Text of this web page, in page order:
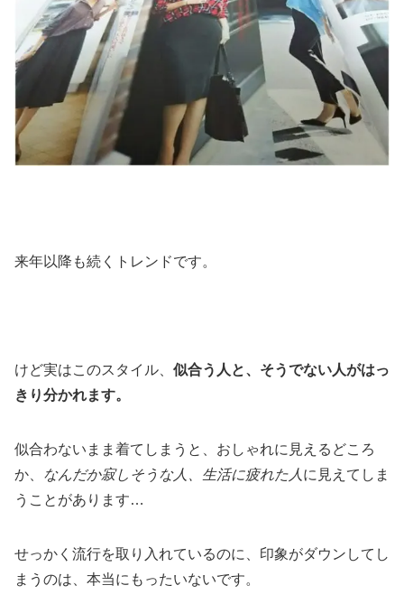
来年以降も続くトレンドです。
けど実はこのスタイル、 似合う人と、そうでない人がはっ
きり分かれます。
似合わないまま着てしまうと、おしゃれに見えるどころ
か、 なんだか寂しそうな人、生活に疲れた人 に見えてしま
うことがあります…
せっかく流行を取り入れているのに、印象がダウンしてし
まうのは、本当にもったいないです。